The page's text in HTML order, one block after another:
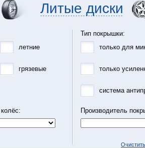
Литые диски
летние
грязевые
Тип покрышки:
только для
только
система
Производитель